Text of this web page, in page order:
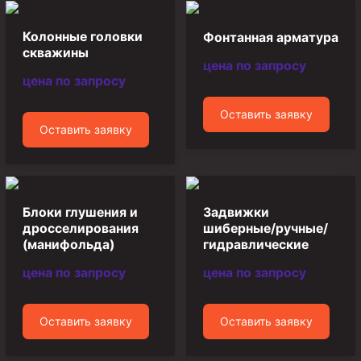
Циркуляционные системы и оборудование для
Технологическая оснастка обсадных колонн
Патрубки цементировочные ПЦ
Головки цементировочные универсальные
Устройство экранирующее для цементирования
Разъединители резьбовые РР
Переводники
Кольца ограничительные ПЦ и ЦЦ
Краны шаровые и пробковые
Колонные головки
скважины
цена по запросу
Оставить заявку
Фонтанная арматура
цена по запросу
Оставить заявку
Блоки глушения и
дросселирования
(манифольда)
цена по запросу
Оставить заявку
Задвижки
шиберные/ручные/
гидравлические
цена по запросу
Оставить заявку